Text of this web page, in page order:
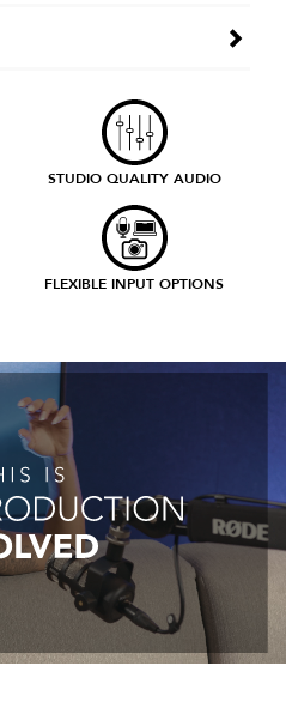
STUDIO QUALITY AUDIO
FLEXIBLE INPUT OPTIONS